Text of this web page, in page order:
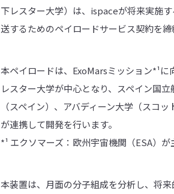
下レスター大学）は、ispaceが将来実施
送するためのペイロードサービス契約を
本ペイロードは、ExoMarsミッション*¹
レスター大学が中心となり、スペイン国
（スペイン）、アバディーン大学（スコ
が連携して開発を行います。
*¹ エクソマーズ：欧州宇宙機関（ESA）
本装置は、月面の分子組成を分析し、将